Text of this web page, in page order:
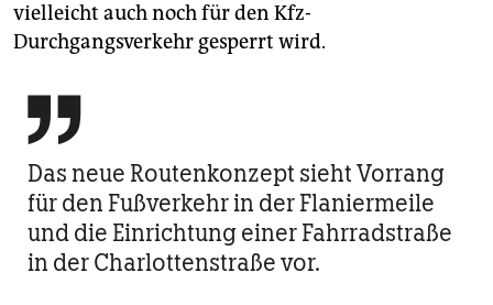
vielleicht auch noch für den Kfz-
Durchgangsverkehr gesperrt wird.

Das neue Routenkonzept sieht Vorrang
für den Fußverkehr in der Flaniermeile
und die Einrichtung einer Fahrradstraße
in der Charlottenstraße vor.